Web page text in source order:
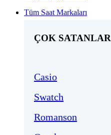
Tüm Saat Markaları
ÇOK SATANLAR
Casio
Swatch
Romanson